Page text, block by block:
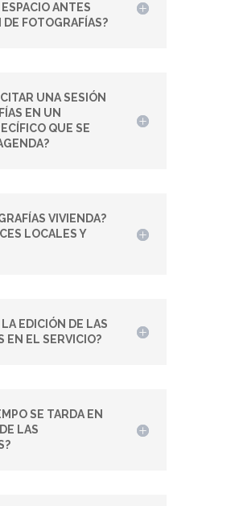
ANTES
DE FOTOGRAFÍAS?
UNA SESIÓN
EN UN
QUE SE
VIVIENDA?
LOCALES Y
EDICIÓN DE LAS
EN EL SERVICIO?
SE TARDA EN
LAS